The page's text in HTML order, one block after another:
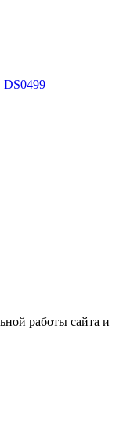
DS0499
работы сайта и